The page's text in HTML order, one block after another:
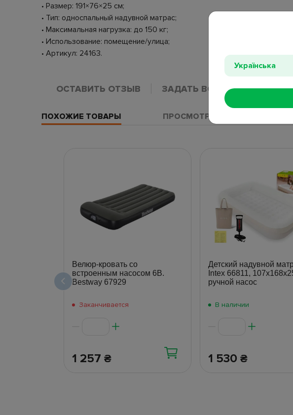
• Размер: 191×76×25 см;
• Тип: односпальный надувной матрас;
• Максимальная нагрузка: до 150 кг;
• Использование: помещение/улица;
• Артикул: 24163.
ОСТАВИТЬ ОТЗЫВ ЗАДАТЬ ВОПРОС
ПОХОЖИЕ ТОВАРЫ ПРОСМОТРЕННЫЕ ТОВАРЫ
Велюр-кровать со
встроенным насосом 6В.
Bestway 67929
Заканчивается
1 257 ₴
Детский надувной
Intex 66811,
ручной насос
В наличии
1 530 ₴
Українська